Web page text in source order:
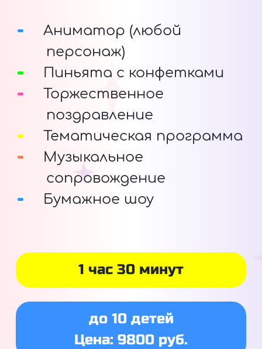
Аниматор (любой
персонаж)
Пиньята с конфетками
Торжественное
поздравление
Тематическая программа
Музыкальное
сопровождение
Бумажное шоу
1 час 30 минут
до 10 детей
Цена: 9800 руб.